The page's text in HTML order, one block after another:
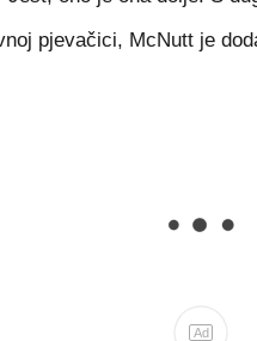
pjevačici, McNutt je
Ad